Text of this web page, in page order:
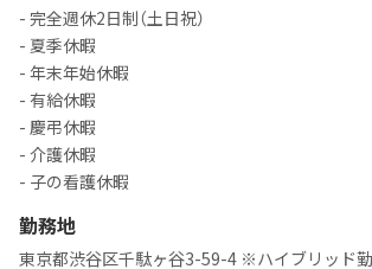
- 完全週休2日制（土日祝）
- 夏季休暇
- 年末年始休暇
- 有給休暇
- 慶弔休暇
- 介護休暇
- 子の看護休暇
勤務地
東京都渋谷区千駄ヶ谷3-59-4 ※ハイブリッド勤